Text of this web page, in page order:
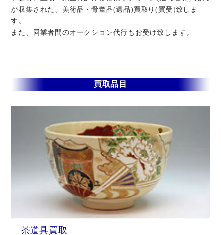
が収集された、美術品・骨董品(遺品)買取り(買受)致しま
す。
また、同業者間のオークション代行もお受け致します。
買取品目
茶道具買取